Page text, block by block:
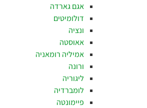
אגם גארדה
דולומיטים
ונציה
אאוסטה
אמיליה רומאניה
ורונה
ליגוריה
לומברדיה
פיימונטה